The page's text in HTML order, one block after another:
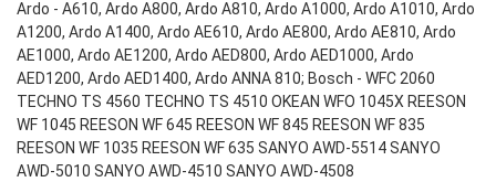
Ardo - A610, Ardo A800, Ardo A810, Ardo A1000, Ardo A1010, Ardo
A1200, Ardo A1400, Ardo AE610, Ardo AE800, Ardo AE810, Ardo
AE1000, Ardo AE1200, Ardo AED800, Ardo AED1000, Ardo
AED1200, Ardo AED1400, Ardo ANNA 810; Bosch - WFC 2060
TECHNO TS 4560 TECHNO TS 4510 OKEAN WFO 1045X REESON
WF 1045 REESON WF 645 REESON WF 845 REESON WF 835
REESON WF 1035 REESON WF 635 SANYO AWD-5514 SANYO
AWD-5010 SANYO AWD-4510 SANYO AWD-4508